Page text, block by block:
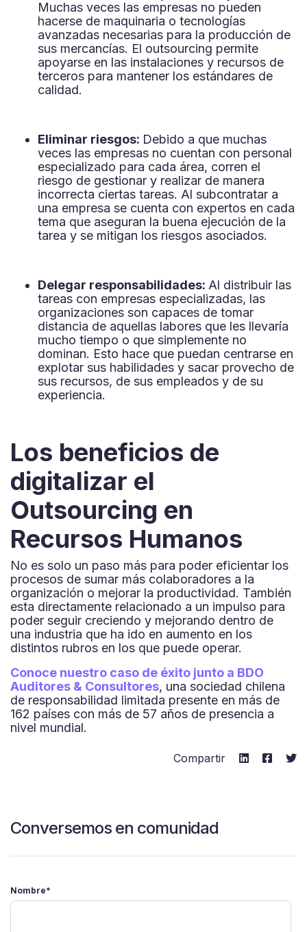
Muchas veces las empresas no pueden
hacerse de maquinaria o tecnologías
avanzadas necesarias para la producción de
sus mercancías. El outsourcing permite
apoyarse en las instalaciones y recursos de
terceros para mantener los estándares de
calidad.
Eliminar riesgos: Debido a que muchas
veces las empresas no cuentan con personal
especializado para cada área, corren el
riesgo de gestionar y realizar de manera
incorrecta ciertas tareas. Al subcontratar a
una empresa se cuenta con expertos en cada
tema que aseguran la buena ejecución de la
tarea y se mitigan los riesgos asociados.
Delegar responsabilidades: Al distribuir las
tareas con empresas especializadas, las
organizaciones son capaces de tomar
distancia de aquellas labores que les llevaría
mucho tiempo o que simplemente no
dominan. Esto hace que puedan centrarse en
explotar sus habilidades y sacar provecho de
sus recursos, de sus empleados y de su
experiencia.
Los beneficios de
digitalizar el
Outsourcing en
Recursos Humanos
No es solo un paso más para poder eficientar los
procesos de sumar más colaboradores a la
organización o mejorar la productividad. También
esta directamente relacionado a un impulso para
poder seguir creciendo y mejorando dentro de
una industria que ha ido en aumento en los
distintos rubros en los que puede operar.
Conoce nuestro caso de éxito junto a BDO
Auditores & Consultores, una sociedad chilena
de responsabilidad limitada presente en más de
162 países con más de 57 años de presencia a
nivel mundial.
Compartir
Conversemos en comunidad
Nombre*